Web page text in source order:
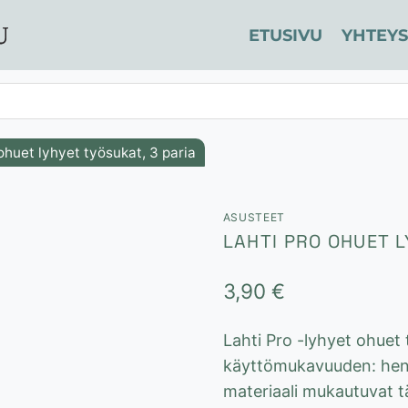
ETUSIVU
lyhyet työsukat, 3 paria
ASUSTEET
LAHTI PRO OHUET
3,90 €
Lahti Pro -lyhyet ohuet
käyttömukavuuden:
materiaali mukautuvat